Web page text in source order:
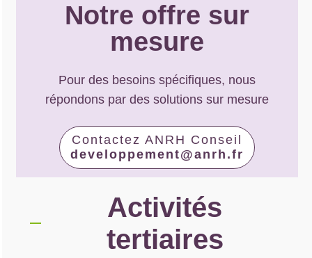
Notre offre sur
mesure
Pour des besoins spécifiques, nous
répondons par des solutions sur mesure
Contactez ANRH Conseil
developpement@anrh.fr
Activités
tertiaires